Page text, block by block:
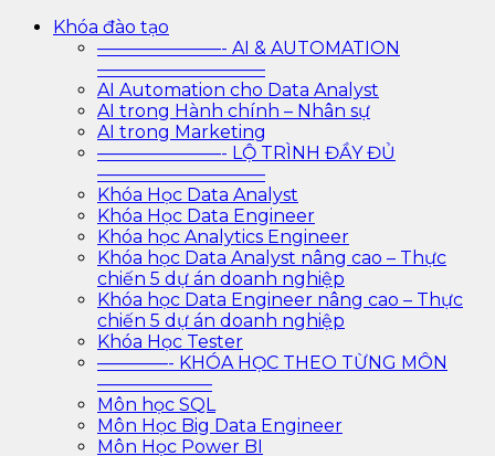
Khóa đào tạo
———————- AI & AUTOMATION
—————————–
AI Automation cho Data Analyst
AI trong Hành chính – Nhân sự
AI trong Marketing
———————- LỘ TRÌNH ĐẦY ĐỦ
—————————–
Khóa Học Data Analyst
Khóa Học Data Engineer
Khóa học Analytics Engineer
Khóa học Data Analyst nâng cao – Thực
chiến 5 dự án doanh nghiệp
Khóa học Data Engineer nâng cao – Thực
chiến 5 dự án doanh nghiệp
Khóa Học Tester
————- KHÓA HỌC THEO TỪNG MÔN
——————–
Môn học SQL
Môn Học Big Data Engineer
Môn Học Power BI